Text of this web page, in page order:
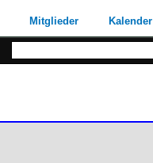
Mitglieder Kalender